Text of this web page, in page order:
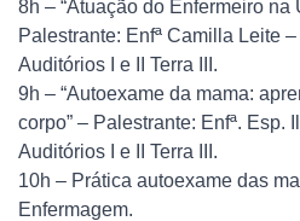
8h – “Atuação do Enfermeiro na
Palestrante: Enfª Camilla Leite
Auditórios I e II Terra III.
9h – “Autoexame da mama:
corpo” – Palestrante: Enfª. Esp.
Auditórios I e II Terra III.
10h – Prática autoexame das
Enfermagem.